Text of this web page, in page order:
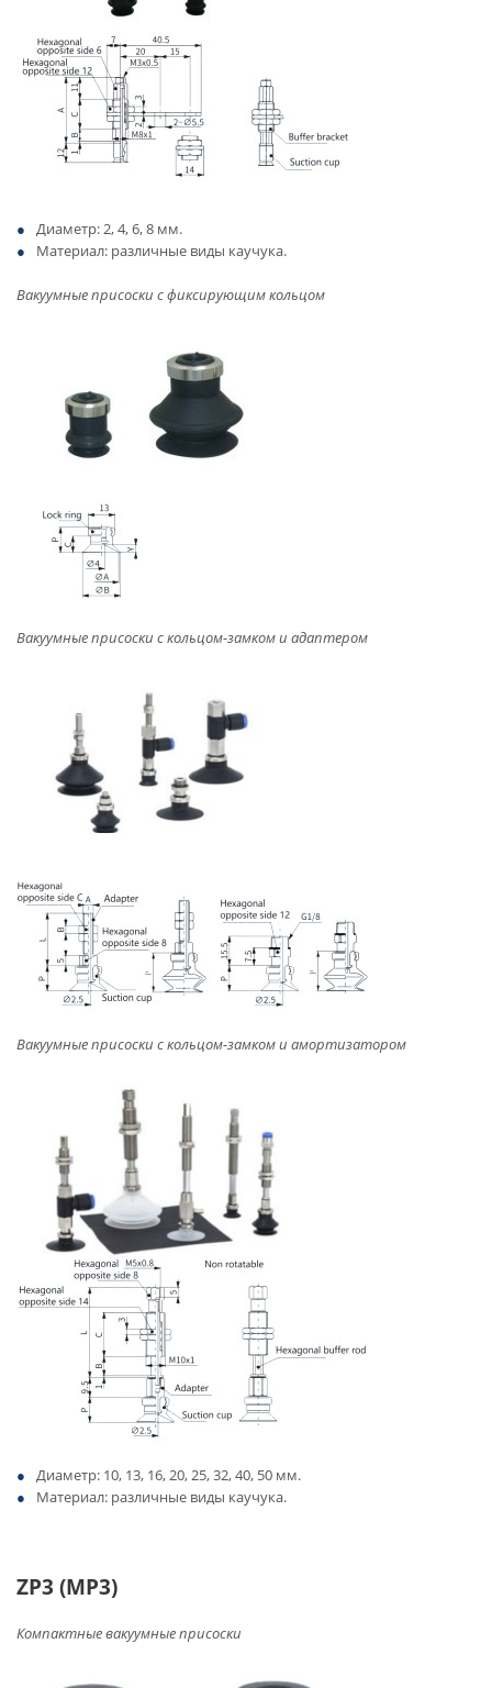
Диаметр: 2, 4, 6, 8 мм.
Материал: различные виды каучука.
Вакуумные присоски с фиксирующим кольцом
Вакуумные присоски с кольцом-замком и адаптером
Вакуумные присоски с кольцом-замком и амортизатором
Диаметр: 10, 13, 16, 20, 25, 32, 40, 50 мм.
Материал: различные виды каучука.
ZP3 (MP3)
Компактные вакуумные присоски